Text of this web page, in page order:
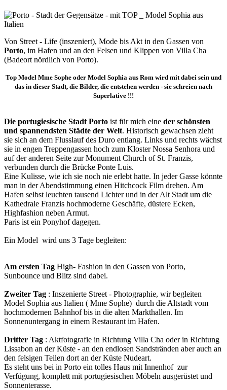
Von Street - Life (inszeniert), Mode bis Akt in den Gassen von
Porto, im Hafen und an den Felsen und Klippen von Villa Cha
(Badeort nördlich von Porto).
Top Model Mme Sophe oder Model Sophia aus Rom wird mit dabei sein und
das in dieser Stadt, die Bilder, die entstehen werden - sie schreien nach
Superlative !!!
Die portugiesische Stadt Porto ist für mich eine der schönsten
und spannendsten Städte der Welt. Historisch gewachsen zieht
sie sich an dem Flusslauf des Duro entlang. Links und rechts wächst
sie in engen Treppengassen hoch zum Kloster Nossa Senhora und
auf der anderen Seite zur Monument Church of St. Franzis,
verbunden durch die Brücke Ponte Luis.
Eine Kulisse, wie ich sie noch nie erlebt hatte. In jeder Gasse könnte
man in der Abendstimmung einen Hitchcock Film drehen. Am
Hafen selbst leuchten tausend Lichter und in der Alt Stadt um die
Kathedrale Franzis hochmoderne Geschäfte, düstere Ecken,
Highfashion neben Armut.
Paris ist ein Ponyhof dagegen.
Ein Model wird uns 3 Tage begleiten:
Am ersten Tag High- Fashion in den Gassen von Porto,
Sunbounce und Blitz sind dabei.
Zweiter Tag : Inszenierte Street - Photographie, wir begleiten
Model Sophia aus Italien ( Mme Sophe) durch die Altstadt vom
hochmodernen Bahnhof bis in die alten Markthallen. Im
Sonnenuntergang in einem Restaurant im Hafen.
Dritter Tag : Aktfotografie in Richtung Villa Cha oder in Richtung
Lissabon an der Küste - an den endlosen Sandstränden aber auch an
den felsigen Teilen dort an der Küste Nudeart.
Es steht uns bei in Porto ein tolles Haus mit Innenhof zur
Verfügung, komplett mit portugiesischen Möbeln ausgerüstet und
Sonnenterasse.